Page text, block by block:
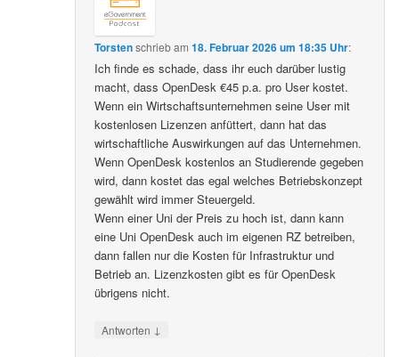
Torstenschriebam18. Februar 2026 um 18:35 Uhr:
Ich finde es schade, dass ihr euch darüber lustig
macht, dass OpenDesk €45 p.a. pro User kostet.
Wenn ein Wirtschaftsunternehmen seine User mit
kostenlosen Lizenzen anfüttert, dann hat das
wirtschaftliche Auswirkungen auf das Unternehmen.
Wenn OpenDesk kostenlos an Studierende gegeben
wird, dann kostet das egal welches Betriebskonzept
gewählt wird immer Steuergeld.
Wenn einer Uni der Preis zu hoch ist, dann kann
eine Uni OpenDesk auch im eigenen RZ betreiben,
dann fallen nur die Kosten für Infrastruktur und
Betrieb an. Lizenzkosten gibt es für OpenDesk
übrigens nicht.
Antworten ↓